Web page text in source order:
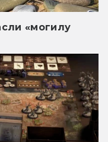
«могилу